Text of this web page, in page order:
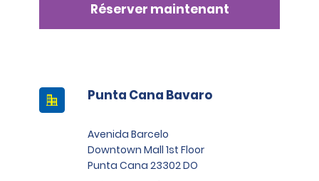
Réserver maintenant
Punta Cana Bavaro
Avenida Barcelo
Downtown Mall 1st Floor
Punta Cana 23302 DO